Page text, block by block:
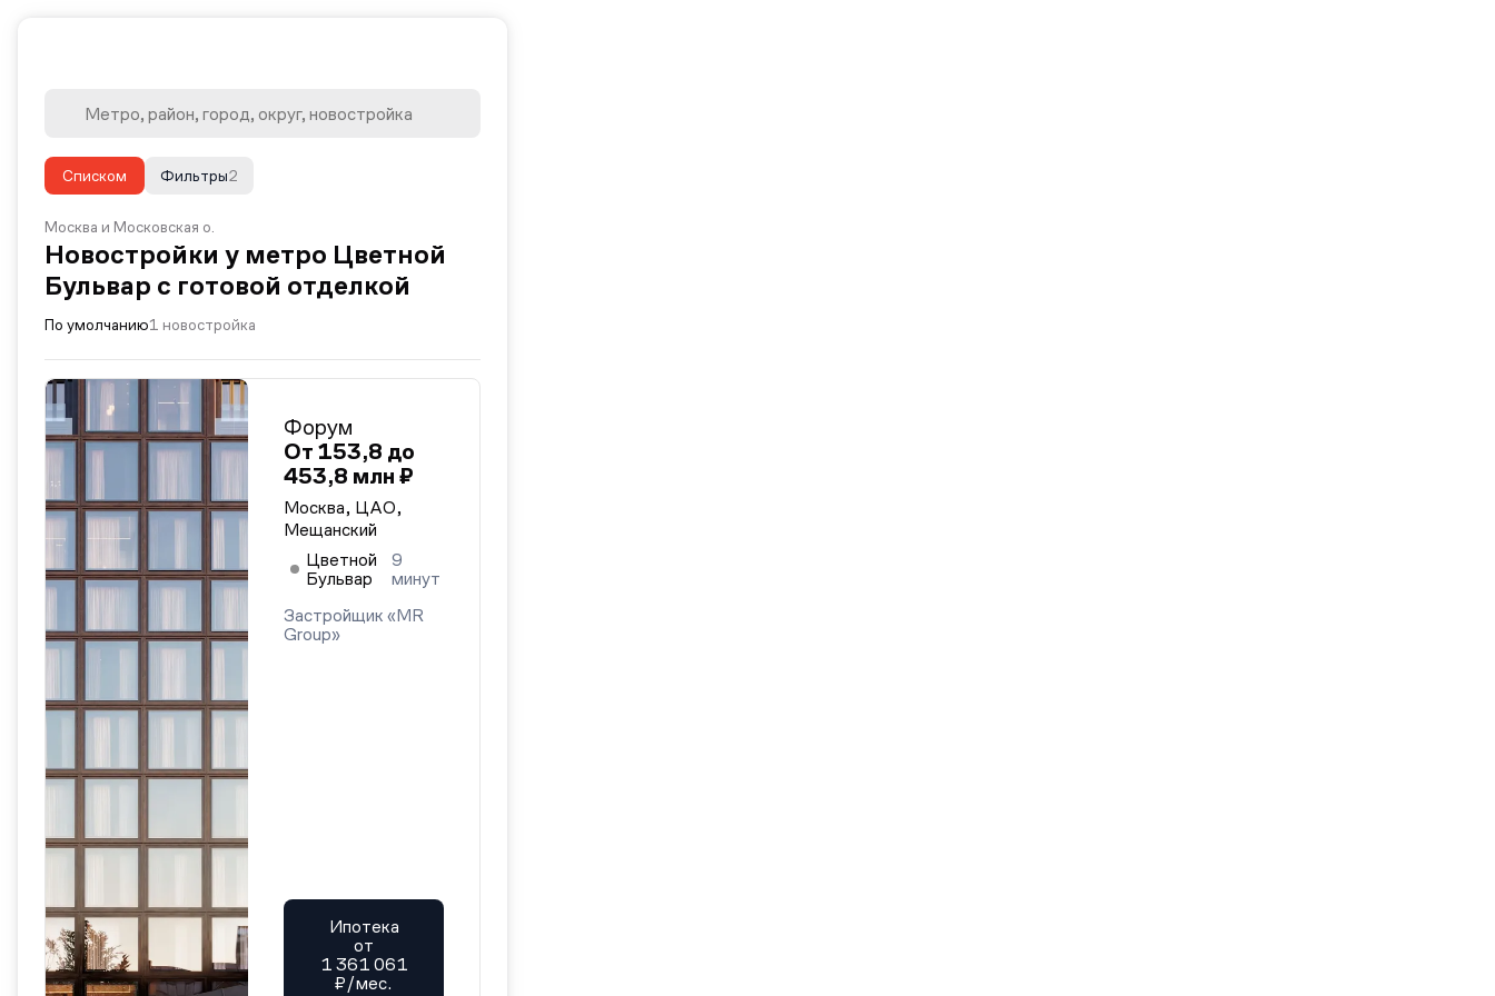
Списком 2
Фильтры
Москва и Московская о.
Новостройки у метро Цветной
Бульвар с готовой отделкой
По умолчанию1 новостройка
Форум
От 153,8 до
453,8 млн ₽
Москва, ЦАО,
Мещанский
Цветной
Бульвар
9
минут
Застройщик «MR
Group»
Ипотека
от
1 361 061
₽/мес.